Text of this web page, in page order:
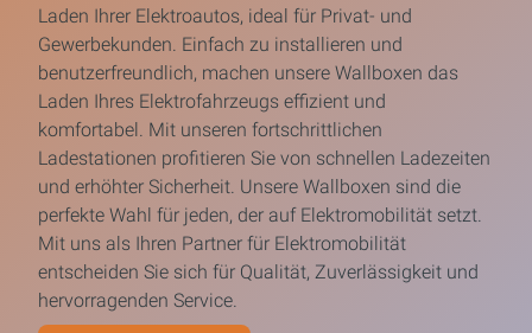
Laden Ihrer Elektroautos, ideal für Privat- und
Gewerbekunden. Einfach zu installieren und
benutzerfreundlich, machen unsere Wallboxen das
Laden Ihres Elektrofahrzeugs effizient und
komfortabel. Mit unseren fortschrittlichen
Ladestationen profitieren Sie von schnellen Ladezeiten
und erhöhter Sicherheit. Unsere Wallboxen sind die
perfekte Wahl für jeden, der auf Elektromobilität setzt.
Mit uns als Ihren Partner für Elektromobilität
entscheiden Sie sich für Qualität, Zuverlässigkeit und
hervorragenden Service.